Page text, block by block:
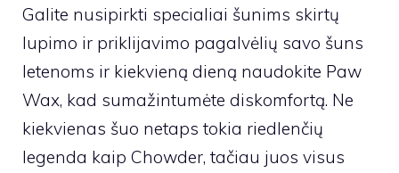
Galite nusipirkti specialiai šunims skirtų
lupimo ir priklijavimo pagalvėlių savo šuns
letenoms ir kiekvieną dieną naudokite Paw
Wax, kad sumažintumėte diskomfortą. Ne
kiekvienas šuo netaps tokia riedlenčių
legenda kaip Chowder, tačiau juos visus